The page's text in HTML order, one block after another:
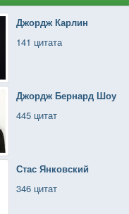
Джордж Карлин
141 цитата
Джордж Бернард Шоу
445 цитат
Стас Янковский
346 цитат